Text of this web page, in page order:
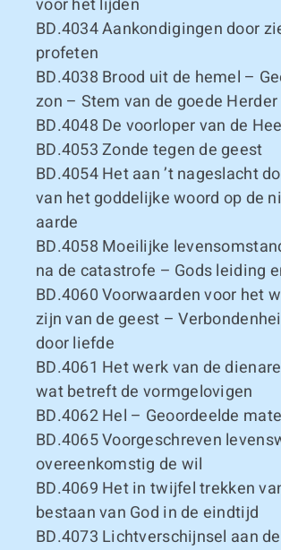
BD.4034Aankondigingen door
profeten
BD.4038 Brood uit de hemel –
zon – Stem van de goede Herder
BD.4048 De voorloper van de
BD.4053Zonde tegen de geest
BD.4054Het aan ’t nageslacht
van het goddelijke woord op de
aarde
BD.4058 Moeilijke
na de catastrofe – Gods leiding
BD.4060Voorwaarden voor het
zijn van de geest –
door liefde
BD.4061 Het werk van de
wat betreft de vormgelovigen
BD.4062Hel – Geoordeelde
BD.4065Voorgeschreven
overeenkomstig de wil
BD.4069 Het in twijfel trekken
bestaan van God in de eindtijd
BD.4073 Lichtverschijnsel aan